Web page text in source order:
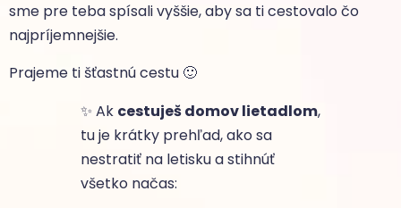
sme pre teba spísali vyššie, aby sa ti cestovalo čo
najpríjemnejšie.
Prajeme ti šťastnú cestu 🙂
✨ Ak cestuješ domov lietadlom,
tu je krátky prehľad, ako sa
nestratiť na letisku a stihnúť
všetko načas: